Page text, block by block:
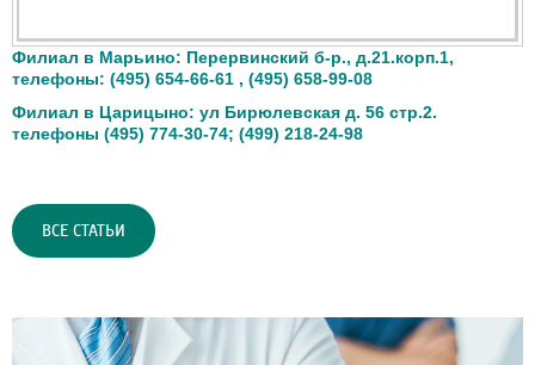
Филиал в Марьино: Перервинский б-р., д.21.корп.1,
телефоны: (495) 654-66-61 , (495) 658-99-08
Филиал в Царицыно: ул Бирюлевская д. 56 стр.2.
телефоны (495) 774-30-74; (499) 218-24-98
ВСЕ СТАТЬИ